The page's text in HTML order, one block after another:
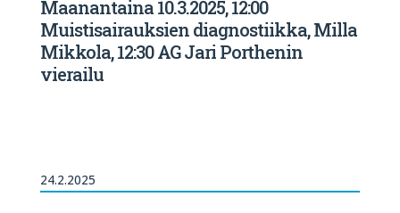
Maanantaina 10.3.2025, 12:00
Muistisairauksien diagnostiikka, Milla
Mikkola, 12:30 AG Jari Porthenin
vierailu
24.2.2025